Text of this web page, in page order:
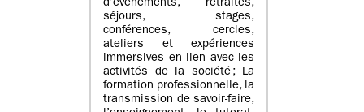
d’événements, retraites,
séjours, stages,
conférences, cercles,
ateliers et expériences
immersives en lien avec les
activités de la société ; La
formation professionnelle, la
transmission de savoir-faire,